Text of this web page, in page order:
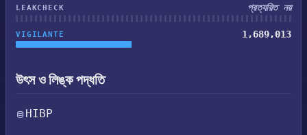
LEAKCHECK প্রত্যয়িত নয়
VIGILANTE 1,689,013
উৎস ও লিঙ্ক পদ্ধতি
HIBP